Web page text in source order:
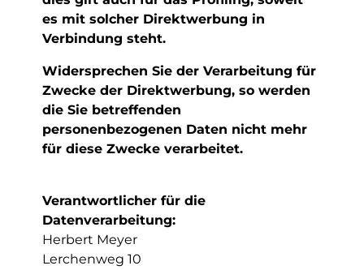
es mit solcher Direktwerbung in
Verbindung steht.
Widersprechen Sie der Verarbeitung für
Zwecke der Direktwerbung, so werden
die Sie betreffenden
personenbezogenen Daten nicht mehr
für diese Zwecke verarbeitet.
Verantwortlicher für die
Datenverarbeitung:
Herbert Meyer
Lerchenweg 10